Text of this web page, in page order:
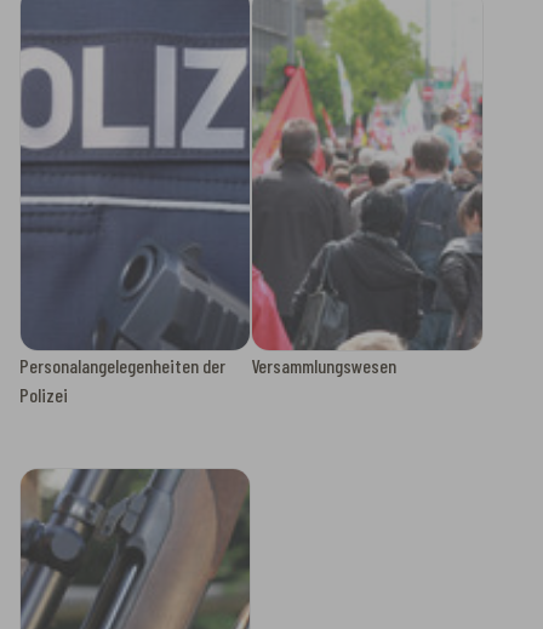
Personalangelegenheiten der
Polizei
Versammlungswesen